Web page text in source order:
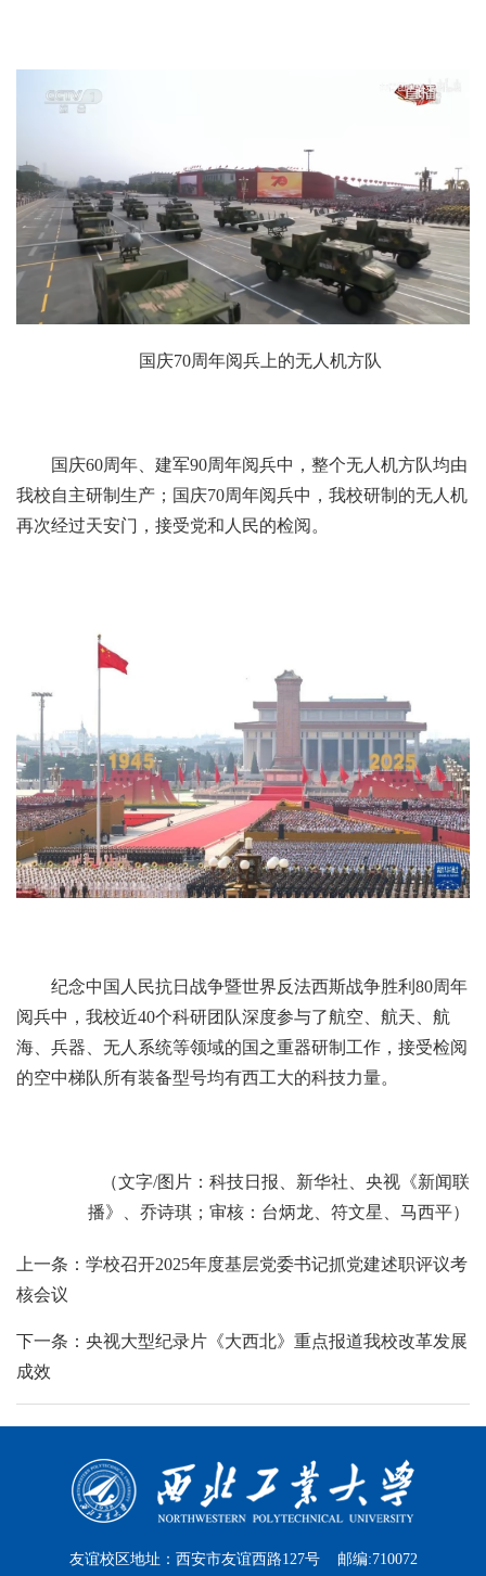
国庆70周年阅兵上的无人机方队
国庆60周年、建军90周年阅兵中，整个无人机方队均由
我校自主研制生产；国庆70周年阅兵中，我校研制的无人机
再次经过天安门，接受党和人民的检阅。
纪念中国人民抗日战争暨世界反法西斯战争胜利80周年
阅兵中，我校近40个科研团队深度参与了航空、航天、航
海、兵器、无人系统等领域的国之重器研制工作，接受检阅
的空中梯队所有装备型号均有西工大的科技力量。
（文字/图片：科技日报、新华社、央视《新闻联
播》、乔诗琪；审核：台炳龙、符文星、马西平）
上一条：学校召开2025年度基层党委书记抓党建述职评议考
核会议
下一条：央视大型纪录片《大西北》重点报道我校改革发展
成效
友谊校区地址：西安市友谊西路127号 邮编:710072